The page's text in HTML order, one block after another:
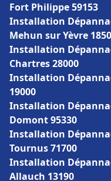
Fort Philippe 59153
Installation
Mehun sur Yèvre
Installation
Chartres 28000
Installation
19000
Installation
Domont 95330
Installation
Tournus 71700
Installation
Allauch 13190